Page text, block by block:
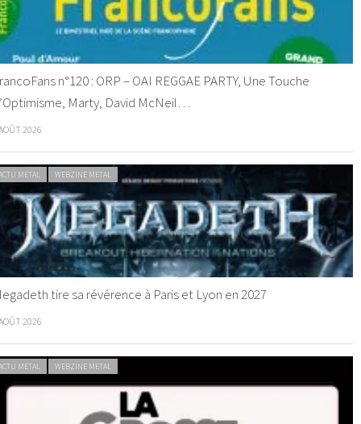
n°120 : ORP – OAI REGGAE PARTY, Une Touche
Marty, David McNeil…
2026
METAL WEBZINE METAL
tire sa révérence à Paris et Lyon en 2027
2026
METAL WEBZINE METAL